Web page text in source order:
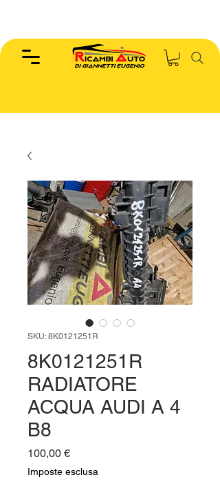
SKU: 8K0121251R
8K0121251R
RADIATORE
ACQUA AUDI A 4
B8
100,00 €Prezzo
Imposte esclusa